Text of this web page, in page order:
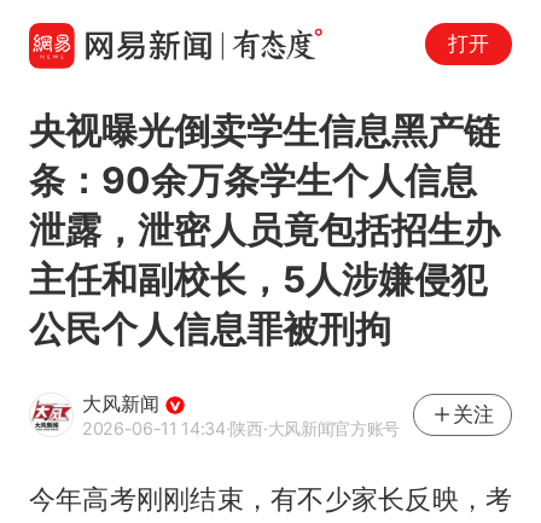
打开
央视曝光倒卖学生信息黑产链
条：90余万条学生个人信息
泄露，泄密人员竟包括招生办
主任和副校长，5人涉嫌侵犯
公民个人信息罪被刑拘
大风新闻
2026-06-11 14:34·陕西·大风新闻官方账号
关注
今年高考刚刚结束，有不少家长反映，考